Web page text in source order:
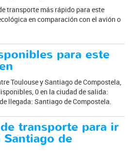
transporte más rápido para este
en comparación con el avión o
para este
Toulouse y Santiago de Compostela,
0 en la ciudad de salida:
llegada: Santiago de Compostela.
transporte para ir
Santiago de